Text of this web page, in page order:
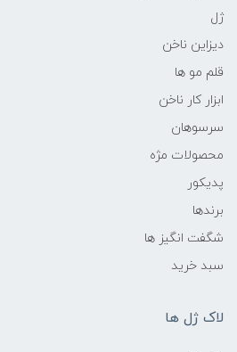
ژل
دیزاین ناخن
قلم مو ها
ابزار کار ناخن
سرسوهان
محصولات مژه
پدیکور
برندها
شگفت انگیز ها
سبد خرید
لاک ژل ها